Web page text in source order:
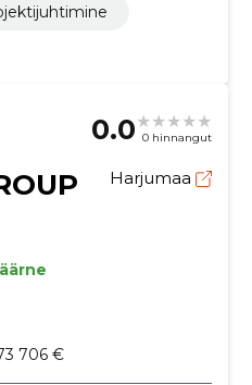
0.0 0 hinnangut
Harjumaa
706 €